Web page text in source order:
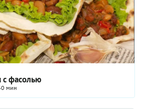
фасолью
мин